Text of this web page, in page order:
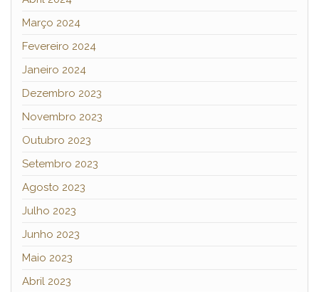
Março 2024
Fevereiro 2024
Janeiro 2024
Dezembro 2023
Novembro 2023
Outubro 2023
Setembro 2023
Agosto 2023
Julho 2023
Junho 2023
Maio 2023
Abril 2023